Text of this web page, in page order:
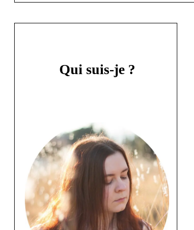
Qui suis-je ?